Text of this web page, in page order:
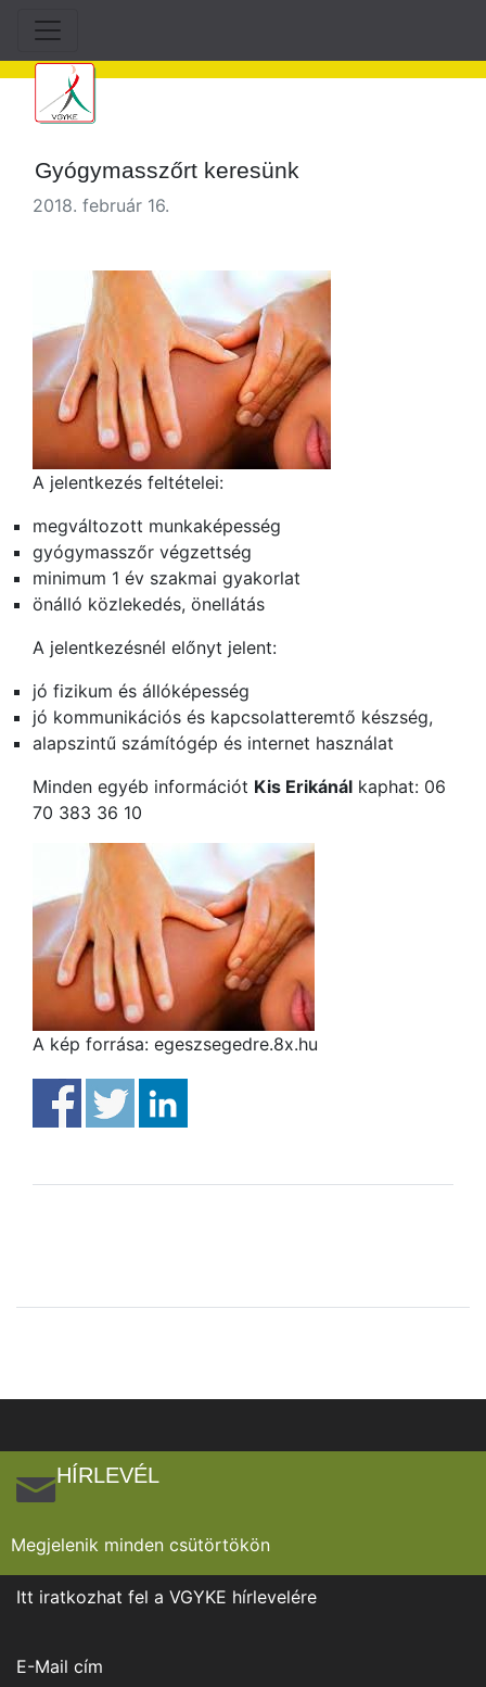
Gyógymasszőrt keresünk
2018. február 16.
A jelentkezés feltételei:
megváltozott munkaképesség
gyógymasszőr végzettség
minimum 1 év szakmai gyakorlat
önálló közlekedés, önellátás
A jelentkezésnél előnyt jelent:
jó fizikum és állóképesség
jó kommunikációs és kapcsolatteremtő készség,
alapszintű számítógép és internet használat
Minden egyéb információt Kis Erikánál kaphat: 06
70 383 36 10
A kép forrása: egeszsegedre.8x.hu
HÍRLEVÉL
Megjelenik minden csütörtökön
Itt iratkozhat fel a VGYKE hírlevelére
E-Mail cím